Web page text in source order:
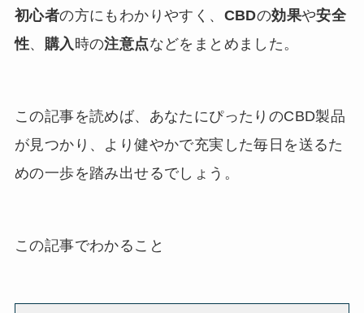
初心者の方にもわかりやすく、 CBDの効果や安全
性、 購入時の注意点などをまとめました。
この記事を読めば、あなたにぴったりのCBD製品
が見つかり、より健やかで充実した毎日を送るた
めの一歩を踏み出せるでしょう。
この記事でわかること